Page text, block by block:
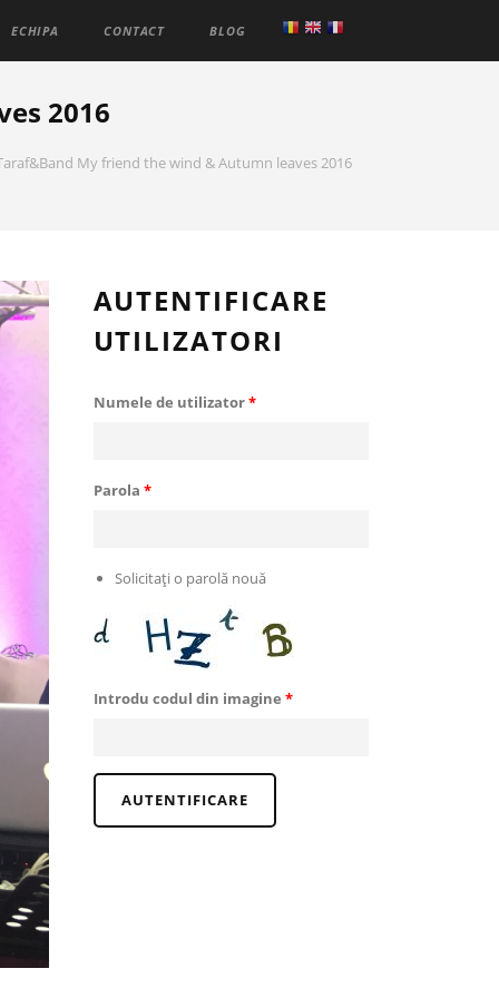
ECHIPA CONTACT BLOG
2016
My friend the wind & Autumn leaves 2016
AUTENTIFICARE
UTILIZATORI
Numele de utilizator*
Parola *
Solicitaţi o parolă nouă
Introdu codul din imagine *
AUTENTIFICARE